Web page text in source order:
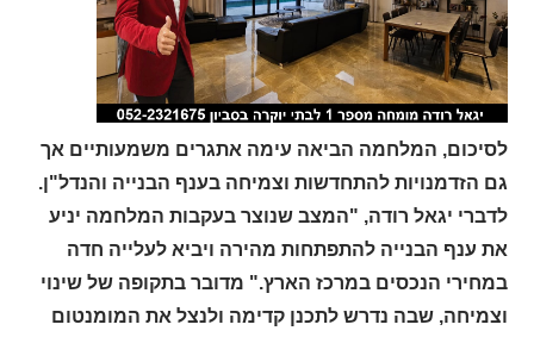
לסיכום, המלחמה הביאה עימה אתגרים משמעותיים אך
גם הזדמנויות להתחדשות וצמיחה בענף הבנייה והנדל"ן.
לדברי יגאל רודה, "המצב שנוצר בעקבות המלחמה יניע
את ענף הבנייה להתפתחות מהירה ויביא לעלייה חדה
במחירי הנכסים במרכז הארץ." מדובר בתקופה של שינוי
וצמיחה, שבה נדרש לתכנן קדימה ולנצל את המומנטום